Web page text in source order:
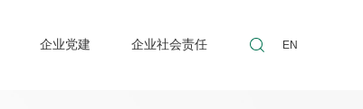
企业党建 企业社会责任 EN